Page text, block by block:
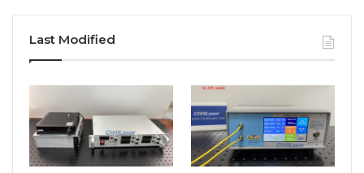
Last Modified